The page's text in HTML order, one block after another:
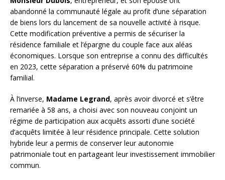
abandonné la communauté légale au profit d’une séparation
de biens lors du lancement de sa nouvelle activité à risque.
Cette modification préventive a permis de sécuriser la
résidence familiale et l’épargne du couple face aux aléas
économiques. Lorsque son entreprise a connu des difficultés
en 2023, cette séparation a préservé 60% du patrimoine
familial.
À l’inverse, Madame Legrand, après avoir divorcé et s’être
remariée à 58 ans, a choisi avec son nouveau conjoint un
régime de participation aux acquêts assorti d’une société
d’acquêts limitée à leur résidence principale. Cette solution
hybride leur a permis de conserver leur autonomie
patrimoniale tout en partageant leur investissement immobilier
commun.